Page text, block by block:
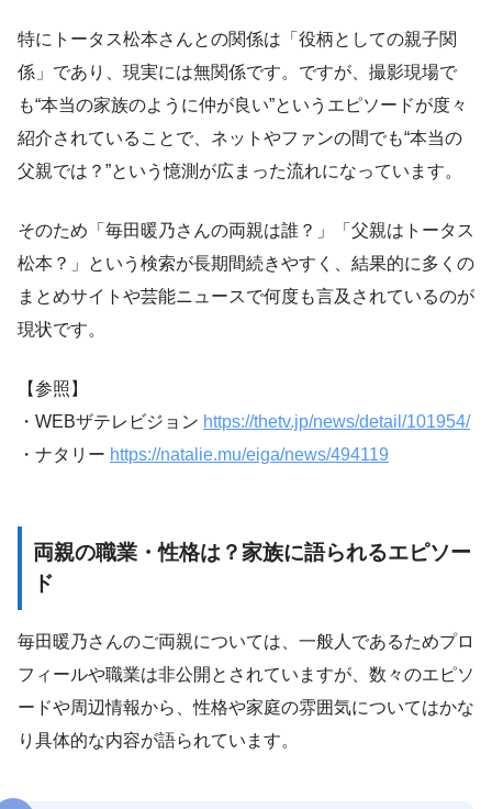
特にトータス松本さんとの関係は「役柄としての親子関
係」であり、現実には無関係です。ですが、撮影現場で
も“本当の家族のように仲が良い”というエピソードが度々
紹介されていることで、ネットやファンの間でも“本当の
父親では？”という憶測が広まった流れになっています。
そのため「毎田暖乃さんの両親は誰？」「父親はトータス
松本？」という検索が長期間続きやすく、結果的に多くの
まとめサイトや芸能ニュースで何度も言及されているのが
現状です。
【参照】
・WEBザテレビジョン https://thetv.jp/news/detail/101954/
・ナタリー https://natalie.mu/eiga/news/494119
両親の職業・性格は？家族に語られるエピソー
ド
毎田暖乃さんのご両親については、一般人であるためプロ
フィールや職業は非公開とされていますが、数々のエピソ
ードや周辺情報から、性格や家庭の雰囲気についてはかな
り具体的な内容が語られています。